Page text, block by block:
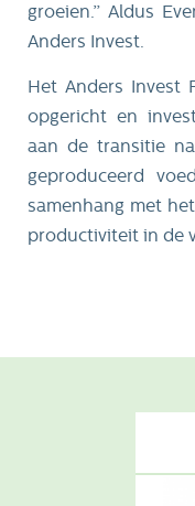
groeien.” Aldus
Anders Invest.
Het Anders Invest
opgericht en
aan de transitie
geproduceerd
samenhang met
productiviteit in de